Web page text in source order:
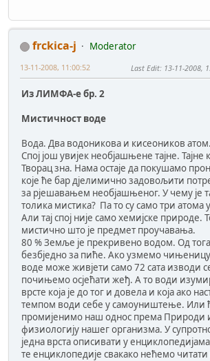
frckica-j
Moderator
13-11-2008, 11:00:52 Last Edit: 13-11-2008,
Из ЛИМФА-е бр. 2
Мистичност воде
Вода. Два водоникова и кисеоников
Спој још увијек необјашњене тајне. Тајне
Творац зна. Нама остаје да покушамо
које ће бар дјелимично задовољити
за рјешавањем необјашњеног. У чему је
толика мистика? Па то су само три атома
Али тај спој није само хемијске природе.
мистично што је предмет проучавања.
80 % Земље је прекривено водом. Од
безбједно за пиће. Ако узмемо чињеницу
воде може живјети само 72 сата изводи
почињемо осјећати жеђ. А то води
врсте која је до тог и довела и која ако
темпом води себе у самоуништење. Или
промијенимо наш однос према Природи
физиологију нашег организма. У
једна врста описивати у
те енциклопедије свакако нећемо